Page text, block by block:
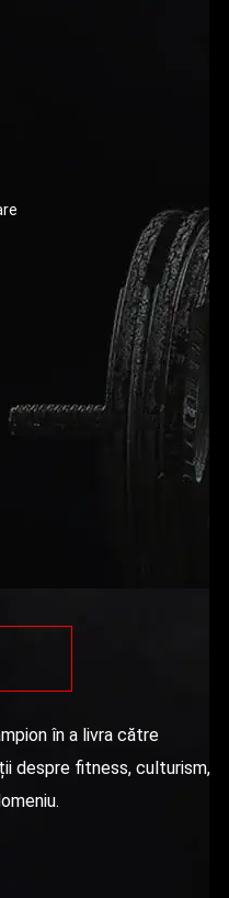
în a livra către
despre fitness, culturism,